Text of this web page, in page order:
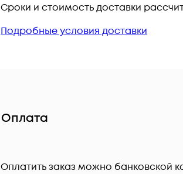
Сроки и стоимость доставки
Подробные условия доставки
Оплата
Оплатить заказ можно банковской